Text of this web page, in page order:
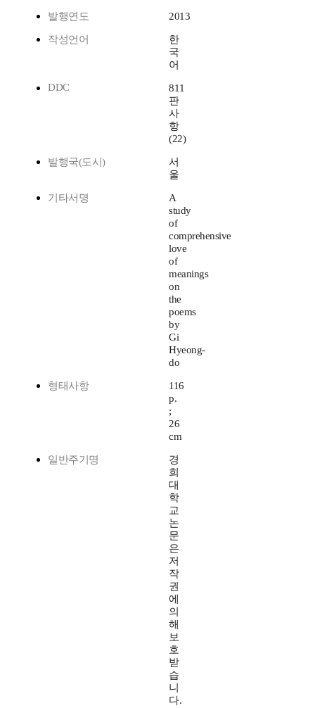
발행연도 2013
작성언어
한
국
어
DDC
811
판
사
항
(22)
발행국(도시)
서
울
기타서명
A
study
of
comprehensive
love
of
meanings
on
the
poems
by
Gi
Hyeong-
do
형태사항
116
p.
;
26
cm
일반주기명
경
희
대
학
교
논
문
은
저
작
권
에
의
해
보
호
받
습
니
다.